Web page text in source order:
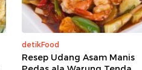
detikFood
Resep Udang Asam Manis